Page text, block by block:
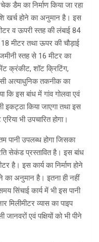
डैम का निर्माण किया जा रहा
खर्च होने का अनुमान है। इस
व ऊपरी स्तह की लंबाई 84
मीटर तथा ऊपर की चौड़ाई
स्तह से 16 मीटर का
क्रंकीट, शॉट क्रिटिंग,
अत्याधुनिक तकनीक का
कि इस बांध में गांव गोलवा एवं
इकट्ठा किया जाएगा तथा इस
भी उपचारित होगा।
उपलब्ध होगा जिसका
सेकंड प्रस्तावित है। इस बांध
है। इस कार्य का निर्माण होने
का अनुमान है। इतना ही नहीं
सिंचाई कार्य में भी इस पानी
व्यास का पाइप
एवं पक्षियों को भी पीने